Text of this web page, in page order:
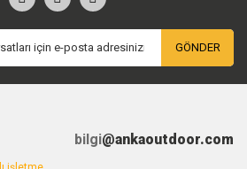
GÖNDER
bilgi@ankaoutdoor.com